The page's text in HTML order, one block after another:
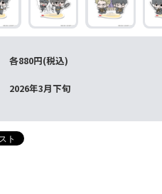
各880円(税込)
2026年3月下旬